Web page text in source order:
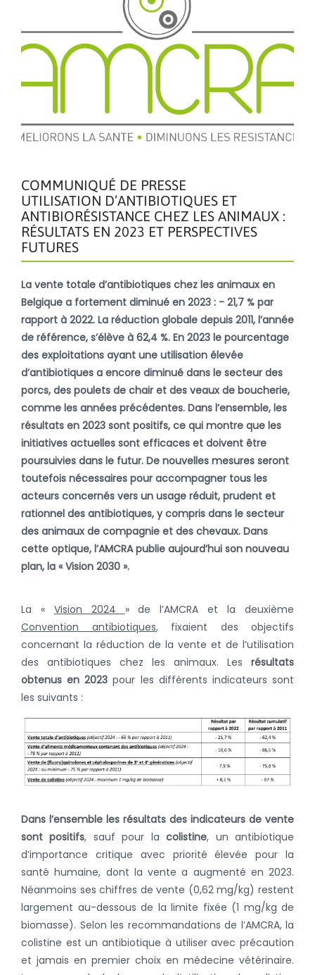
COMMUNIQUÉ DE PRESSE
UTILISATION D’ANTIBIOTIQUES ET
ANTIBIORÉSISTANCE CHEZ LES ANIMAUX :
RÉSULTATS EN 2023 ET PERSPECTIVES
FUTURES
La vente totale d’antibiotiques chez les animaux en
Belgique a fortement diminué en 2023 : - 21,7 % par
rapport à 2022. La réduction globale depuis 2011, l’année
de référence, s’élève à 62,4 %. En 2023 le pourcentage
des exploitations ayant une utilisation élevée
d’antibiotiques a encore diminué dans le secteur des
porcs, des poulets de chair et des veaux de boucherie,
comme les années précédentes. Dans l’ensemble, les
résultats en 2023 sont positifs, ce qui montre que les
initiatives actuelles sont efficaces et doivent être
poursuivies dans le futur. De nouvelles mesures seront
toutefois nécessaires pour accompagner tous les
acteurs concernés vers un usage réduit, prudent et
rationnel des antibiotiques, y compris dans le secteur
des animaux de compagnie et des chevaux. Dans
cette optique, l’AMCRA publie aujourd’hui son nouveau
plan, la « Vision 2030 ».
La « Vision 2024 » de l’AMCRA et la deuxième
Convention antibiotiques, fixaient des objectifs
concernant la réduction de la vente et de l’utilisation
des antibiotiques chez les animaux. Les résultats
obtenus en 2023 pour les différents indicateurs sont
les suivants :
Dans l’ensemble les résultats des indicateurs de vente
sont positifs, sauf pour lacolistine, un antibiotique
d’importance critique avec priorité élevée pour la
santé humaine, dont la vente a augmenté en 2023.
Néanmoins ses chiffres de vente (0,62 mg/kg) restent
largement au-dessous de la limite fixée (1 mg/kg de
biomasse). Selon les recommandations de l’AMCRA, la
colistine est un antibiotique à utiliser avec précaution
et jamais en premier choix en médecine vétérinaire.